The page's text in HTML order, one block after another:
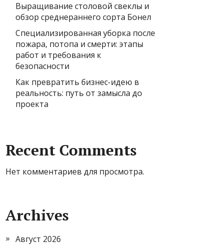
Выращивание столовой свеклы и
обзор среднераннего сорта Бонел
Специализированная уборка после
пожара, потопа и смерти: этапы
работ и требования к
безопасности
Как превратить бизнес-идею в
реальность: путь от замысла до
проекта
Recent Comments
Нет комментариев для просмотра.
Archives
Август 2026